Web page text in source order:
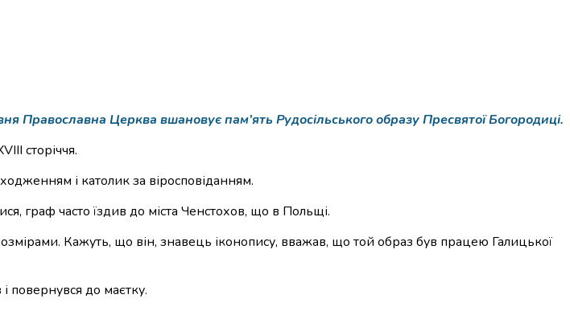
Православна Церква вшановує пам’ять Рудосільського образу Пресвятої Богородиці.
сторіччя.
і католик за віросповіданням.
граф часто їздив до міста Ченстохов, що в Польщі.
Кажуть, що він, знавець іконопису, вважав, що той образ був працею Галицької
повернувся до маєтку.